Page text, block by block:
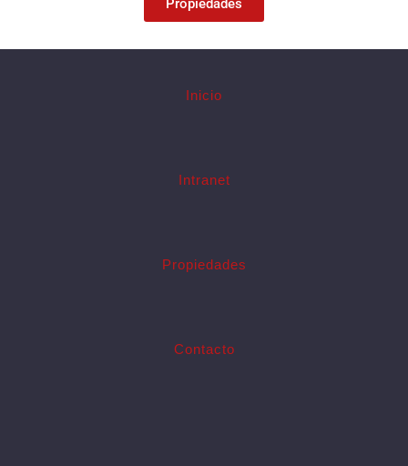
Propiedades
Inicio
Intranet
Propiedades
Contacto